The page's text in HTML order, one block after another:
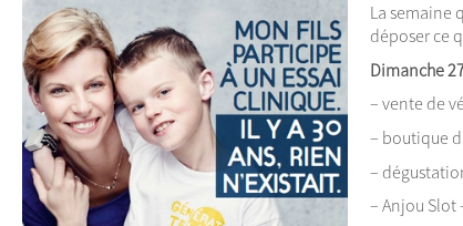
La semaine
déposer ce
Dimanche
– vente de
– boutique
–
– Anjou